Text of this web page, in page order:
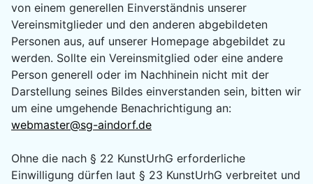
von einem generellen Einverständnis unserer
Vereinsmitglieder und den anderen abgebildeten
Personen aus, auf unserer Homepage abgebildet zu
werden. Sollte ein Vereinsmitglied oder eine andere
Person generell oder im Nachhinein nicht mit der
Darstellung seines Bildes einverstanden sein, bitten wir
um eine umgehende Benachrichtigung an:
webmaster@sg-aindorf.de
Ohne die nach § 22 KunstUrhG erforderliche
Einwilligung dürfen laut § 23 KunstUrhG verbreitet und